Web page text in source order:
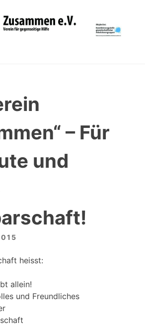
– Für
und
heisst:
allein!
und Freundliches